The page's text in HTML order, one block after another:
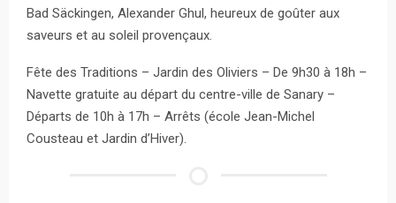
Bad Säckingen, Alexander Ghul, heureux de goûter aux
saveurs et au soleil provençaux.
Fête des Traditions – Jardin des Oliviers – De 9h30 à 18h –
Navette gratuite au départ du centre-ville de Sanary –
Départs de 10h à 17h – Arrêts (école Jean-Michel
Cousteau et Jardin d’Hiver).